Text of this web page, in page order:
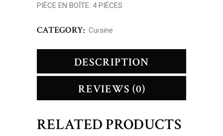
PIÈCE EN BOÎTE: 4 PIÈCES
CATEGORY: Cuisine
DESCRIPTION
REVIEWS (0)
RELATED PRODUCTS